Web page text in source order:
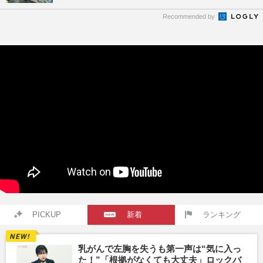
Recommended by
PICKUP 新着 ランキング
乳がんで左胸を失うも第一声は“気に入っ
た！”「根拠がなくても大丈夫」ロックバ